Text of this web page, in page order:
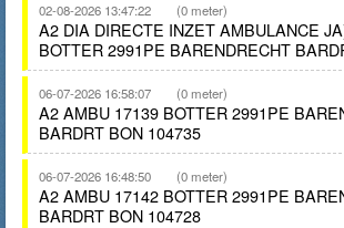
02-08-2026 13:47:22 (0 meter)
A2 DIA DIRECTE INZET AMBULANCE
BOTTER 2991PE BARENDRECHT
06-07-2026 16:58:07 (0 meter)
A2 AMBU 17139 BOTTER 2991PE
BARDRT BON 104735
06-07-2026 16:48:50 (0 meter)
A2 AMBU 17142 BOTTER 2991PE
BARDRT BON 104728